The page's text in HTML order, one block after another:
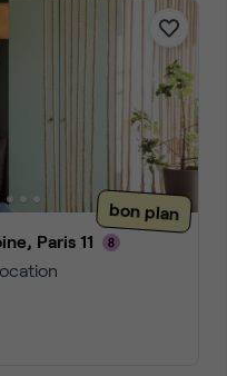
bon plan
Paris 11